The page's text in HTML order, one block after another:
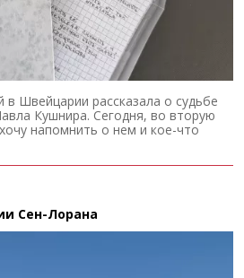
в Швейцарии рассказала о судьбе
Кушнира. Сегодня, во вторую
напомнить о нем и кое-что
Сен-Лорана